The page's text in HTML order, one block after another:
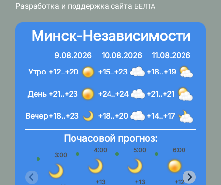
Разработка и поддержка сайта БЕЛТА
Минск-Независимости
9.08.2026
+12..+20
+21..+23
+18..+23
10.08.2026
+15..+23
+24..+24
+18..+20
11.08.2026
+18..+19
+21..+21
+14..+17
Вечер
День
Утро
Почасовой прогноз:
3:00
4:00
+13
5:00
+13
6:00
+12